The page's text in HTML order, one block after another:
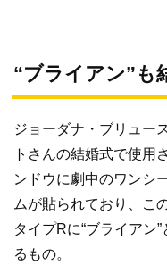
“ブライアン”も
ジョーダナ・ブリュー
トさんの結婚式で使用
ンドウに劇中のワンシ
ムが貼られており、こ
タイプRに“ブライアン
るもの。